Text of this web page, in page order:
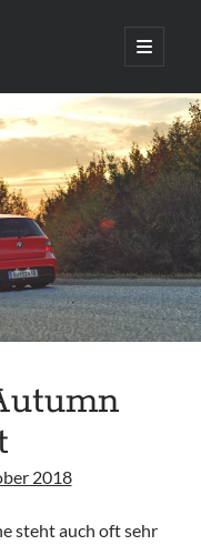
öffnen
2018
steht auch oft sehr